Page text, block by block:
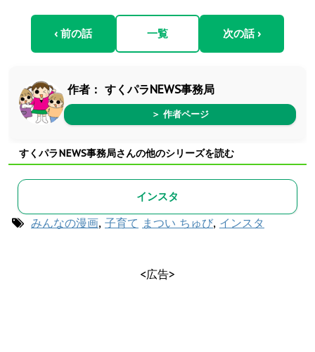
‹ 前の話 一覧 次の話 ›
作者： すくパラNEWS事務局
＞ 作者ページ
すくパラNEWS事務局さんの他のシリーズを読む
インスタ
みんなの漫画, 子育て まつい ちゅび, インスタ
<広告>